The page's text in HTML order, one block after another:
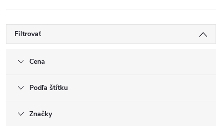
Filtrovať
Cena
Podľa štítku
Značky